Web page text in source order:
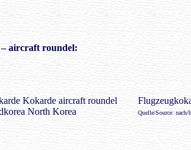
– aircraft roundel:
Quelle/Source: